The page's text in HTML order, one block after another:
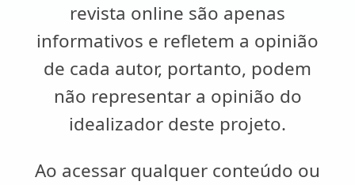
revista online são apenas
informativos e refletem a opinião
de cada autor, portanto, podem
não representar a opinião do
idealizador deste projeto.
Ao acessar qualquer conteúdo ou